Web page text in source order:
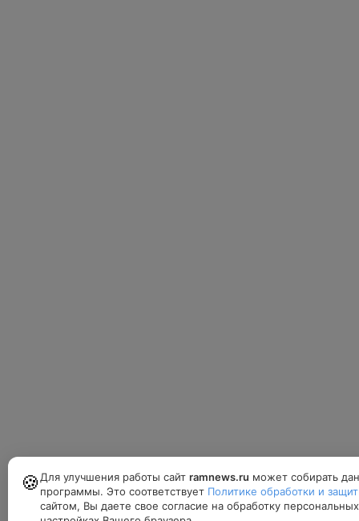
🍪 Для улучшения работы сайт ramnews.ru может собирать
программы. Это соответствует Политике обработки и
сайтом, Вы даете свое согласие на обработку